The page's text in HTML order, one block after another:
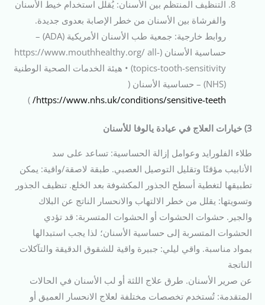
التنظيف المنتظم بين الأسنان: يُقلل استخدام خيط الأسنان
والفرشاة بين الأسنان من خطر الإصابة بعدوى جديدة.
روابط خارجية: جمعية طب الأسنان الأمريكية (ADA) –
حساسية الأسنان (https://www.mouthhealthy.org/ all-
topics-tooth-sensitivity) • هيئة الخدمات الصحية الوطنية
(NHS) – حساسية الأسنان (
https://www.nhs.uk/conditions/sensitive-teeth/
)
3) خيارات العلاج في عيادة يالوفا للأسنان
طلاء الفلورايد وعوامل إزالة الحساسية: تساعد على سد
الأنابيب مؤقتًا وتقليل التوصيل العصبي. طبقة لاصقة/واقية: يمكن
تطبيقها لتغطية أسطح الجذور المكشوفة بعد الخلع. تنظيف الجذور
وتسويتها: يقلل من خطر الالتهاب والانحسار الناتج عن البلاك
والجير. حشوات الحشوات أو الحشوات المتسربة: قد تؤدي
الحشوات المتسربة إلى حساسية الأسنان؛ لذا يجب استبدالها
بمواد مناسبة. واقي ليلي: جبيرة واقية للشقوق الدقيقة والتآكلات
الناتجة
عن صرير الأسنان. طرق علاج اللثة أو لب الأسنان في الحالات
المتقدمة: تُستخدم تخصصات مختلفة لعلاج الانحسار العميق أو